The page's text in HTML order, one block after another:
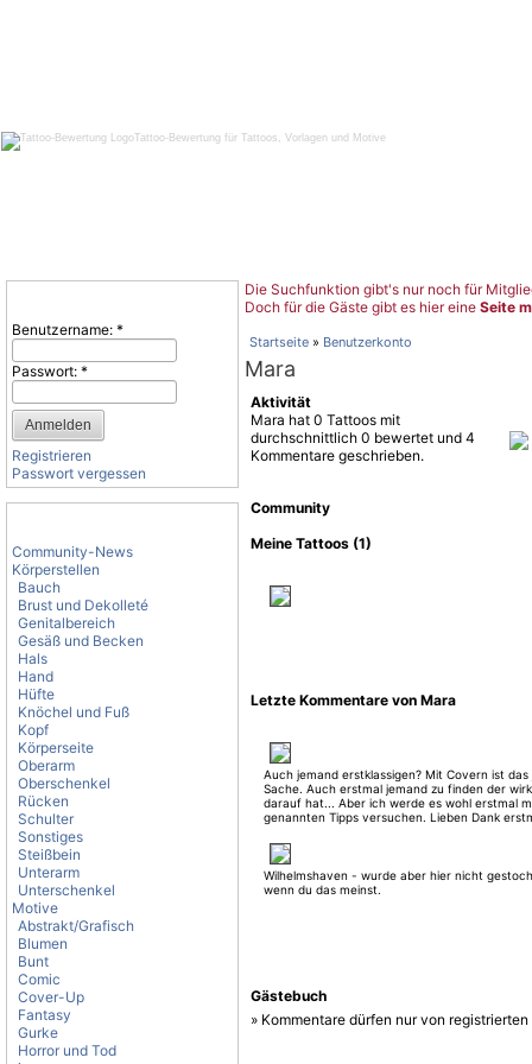
Tattoo-Bewertung für Tattoos, Vorlagen und Motive
Benutzername: *
Passwort: *
Registrieren
Passwort vergessen
Community-News
Körperstellen
Bauch
Brust und Dekolleté
Genitalbereich
Gesäß und Becken
Hals
Hand
Hüfte
Knöchel und Fuß
Kopf
Körperseite
Oberarm
Oberschenkel
Rücken
Schulter
Sonstiges
Steißbein
Unterarm
Unterschenkel
Motive
Abstrakt/Grafisch
Blumen
Bunt
Comic
Cover-Up
Fantasy
Gurke
Horror und Tod
Die Suchfunktion gibt's nur noch für
Doch für die Gäste gibt es hier eine Seite
Startseite » Benutzerkonto
Mara
Aktivität
Mara hat 0 Tattoos mit
durchschnittlich 0 bewertet und 4
Kommentare geschrieben.
Community
Meine Tattoos (1)
Letzte Kommentare von Mara
Auch jemand erstklassigen? Mit Covern ist das
Sache. Auch erstmal jemand zu finden der
darauf hat... Aber ich werde es wohl erstmal
genannten Tipps versuchen. Lieben Dank
Wilhelmshaven - wurde aber hier nicht
wenn du das meinst.
Gästebuch
» Kommentare dürfen nur von